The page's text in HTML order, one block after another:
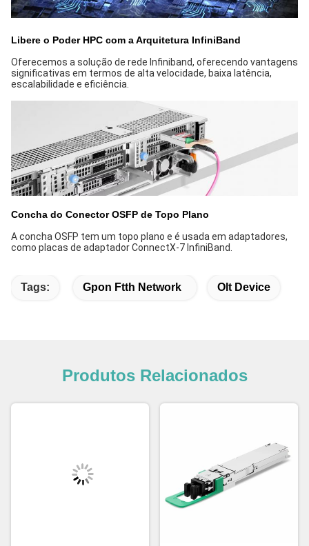
Libere o Poder HPC com a Arquitetura InfiniBand
Oferecemos a solução de rede Infiniband, oferecendo vantagens
significativas em termos de alta velocidade, baixa latência,
escalabilidade e eficiência.
Concha do Conector OSFP de Topo Plano
A concha OSFP tem um topo plano e é usada em adaptadores,
como placas de adaptador ConnectX-7 InfiniBand.
Tags: Gpon Ftth Network Olt Device
Produtos Relacionados